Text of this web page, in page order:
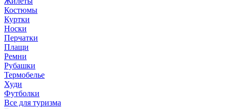
Костюмы
Куртки
Носки
Перчатки
Плащи
Ремни
Рубашки
Термобелье
Худи
Футболки
Все для туризма